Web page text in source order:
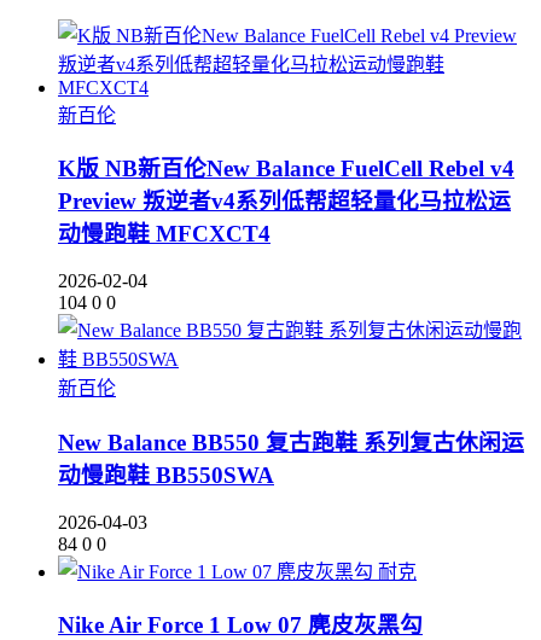
新百伦
K版 NB新百伦New Balance FuelCell Rebel v4
Preview 叛逆者v4系列低帮超轻量化马拉松运
动慢跑鞋 MFCXCT4
2026-02-04
104 0 0
新百伦
New Balance BB550 复古跑鞋 系列复古休闲运
动慢跑鞋 BB550SWA
2026-04-03
84 0 0
耐克
Nike Air Force 1 Low 07 麂皮灰黑勾